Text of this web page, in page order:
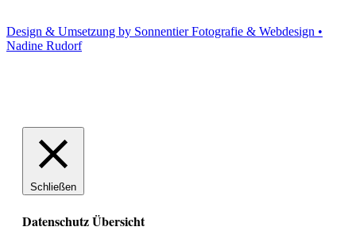
Design & Umsetzung by Sonnentier Fotografie & Webdesign •
Nadine Rudorf
Schließen
Datenschutz Übersicht